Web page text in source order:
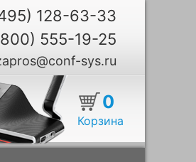
128-63-33
555-19-25
sys.ru
0
Корзина